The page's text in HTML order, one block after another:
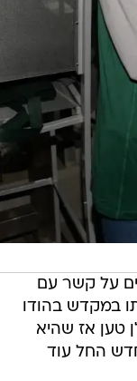
על קשר עם
במקדש בהודו
טען אז שהיא
החל עוד